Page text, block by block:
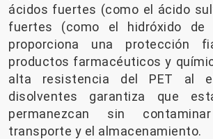
ácidos fuertes (como el ácido
fuertes (como el hidróxido de
proporciona una protección
productos farmacéuticos y
alta resistencia del PET al
disolventes garantiza que
permanezcan sin
transporte y el almacenamiento.